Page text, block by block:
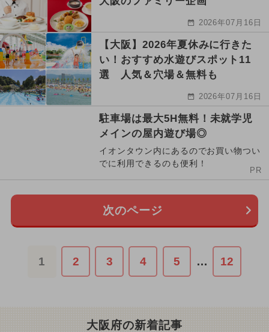
2026年07月16日
【大阪】2026年夏休みに行きた
い！おすすめ水遊びスポット11
選 人気＆穴場＆無料も
2026年07月16日
駐車場は最大5H無料！未就学児
メインの屋内遊び場◎
イオンタウン内にあるのでお買い物つい
でに利用できるのも便利！
PR
次のページ
1 2 3 4 5 … 12
大阪府の新着記事